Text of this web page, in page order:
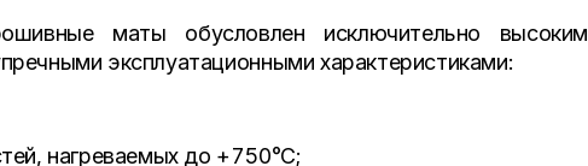
маты обусловлен исключительно высоким
эксплуатационными характеристиками:
нагреваемых до +750°С;